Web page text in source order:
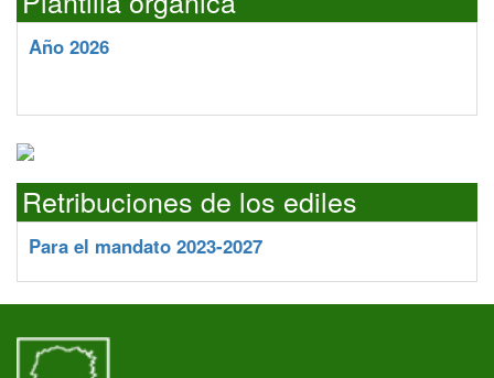
Año 2026
Retribuciones de los ediles
Para el mandato 2023-2027